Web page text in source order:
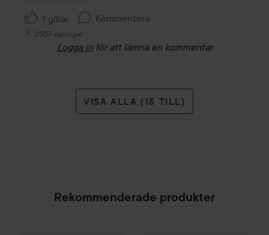
1 gillar Kommentera
2507 visningar
Logga in för att lämna en kommentar
VISA ALLA (15 TILL)
Rekommenderade produkter